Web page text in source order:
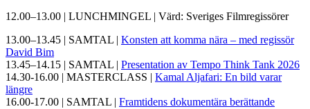
12.00–13.00 | LUNCHMINGEL | Värd: Sveriges Filmregissörer
13.00–13.45 | SAMTAL | Konsten att komma nära – med regissör
David Bim
13.45–14.15 | SAMTAL | Presentation av Tempo Think Tank 2026
14.30-16.00 | MASTERCLASS | Kamal Aljafari: En bild varar
längre
16.00-17.00 | SAMTAL | Framtidens dokumentära berättande